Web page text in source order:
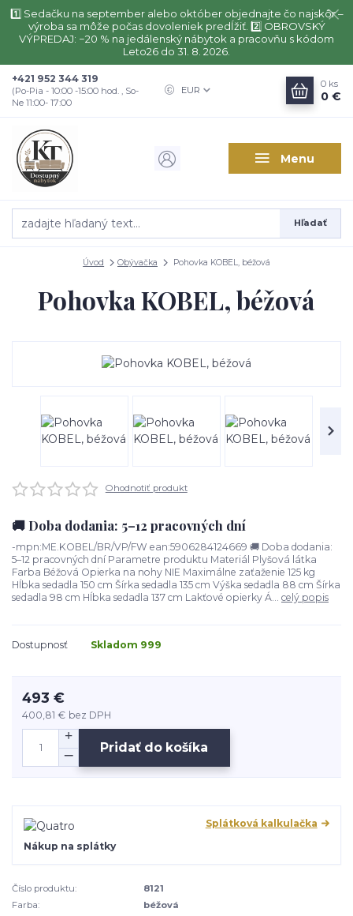
1️⃣ Sedačku na september alebo október objednajte čo najskôr –
výroba sa môže počas dovoleniek predĺžiť. 2️⃣ OBROVSKÝ
VÝPREDAJ: −20 % na jedálenský nábytok a pracovňu s kódom
Leto26 do 31. 8. 2026.
Menu
EUR
Hľadať
+421 952 344 319
(Po-Pia - 10:00 -15:00 hod. , So-
Ne 11:00- 17:00
0 ks
0 €
Úvod Obývačka Pohovka KOBEL, béžová
Pohovka KOBEL, béžová
Ohodnotiť produkt
🚚 Doba dodania: 5–12 pracovných dní
-mpn:ME.KOBEL/BR/VP/FW ean:5906284124669 🚚 Doba dodania:
5–12 pracovných dní Parametre produktu Materiál Plyšová látka
Farba Béžová Opierka na nohy NIE Maximálne zaťaženie 125 kg
Hĺbka sedadla 150 cm Šírka sedadla 135 cm Výška sedadla 88 cm Šírka
sedadla 98 cm Hĺbka sedadla 137 cm Lakťové opierky Á... celý popis
Dostupnosť Skladom 999
493 €
400,81 € bez DPH
Pridať do košíka
Splátková kalkulačka
Nákup na splátky
Číslo produktu:
8121
Farba:
béžová